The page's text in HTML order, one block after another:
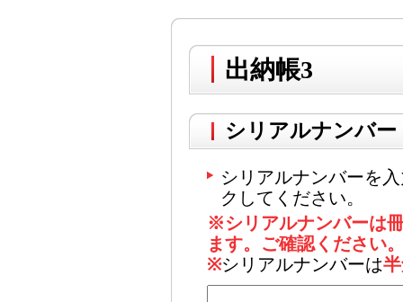
出納帳3
シリアルナンバー
シリアルナンバーを
クしてください。
※シリアルナンバーは
ます。ご確認ください
※シリアルナンバーは